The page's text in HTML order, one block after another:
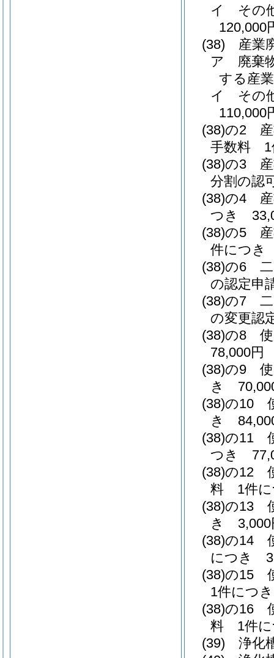
イ
その
120,000
(38)
産業
ア
廃棄
する産
イ
その
110,000
(38)の2
手数料 1
(38)の3
分割の認
(38)の4
つき
(38)の5
件につき
(38)の6
の認定申
(38)の7
の変更認
(38)の8
78,000円
(38)の9
き
(38)の10
き
(38)の11
つき
(38)の12
料 1件に
(38)の13
き 3,000
(38)の14
につき
(38)の15
1件につ
(38)の16
料 1件
(39)
浄化